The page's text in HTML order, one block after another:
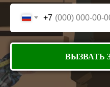
+7
ВЫЗВАТЬ